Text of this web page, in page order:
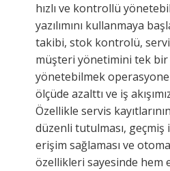
hızlı ve kontrollü
yazılımını kullanmaya
takibi, stok kontrolü,
müşteri yönetimini tek bir
yönetebilmek
ölçüde azalttı ve iş
Özellikle servis
düzenli tutulması,
erişim sağlaması ve
özellikleri sayesinde hem